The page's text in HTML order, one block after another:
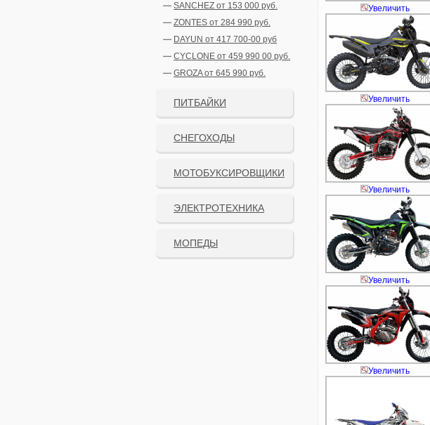
SANCHEZ от 153 000 руб.
ZONTES от 284 990 руб.
DAYUN от 417 700-00 руб
CYCLONE от 459 990 00 руб.
GROZA от 645 990 руб.
ПИТБАЙКИ
СНЕГОХОДЫ
МОТОБУКСИРОВЩИКИ
ЭЛЕКТРОТЕХНИКА
МОПЕДЫ
Увеличить
Увеличить
Увеличить
Увеличить
Увеличить